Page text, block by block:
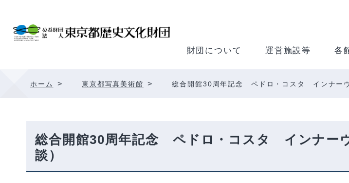
財団について 運営施設等 各
ホーム > 東京都写真美術館 > 総合開館30周年記念 ペドロ・コスタ インナーヴ
総合開館30周年記念 ペドロ・コスタ インナー
談）